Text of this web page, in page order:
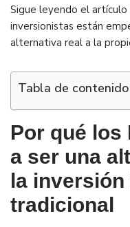
Sigue leyendo el
inversionistas están
alternativa real a la
Tabla de contenido
Por qué los
a ser una
la
tradicional